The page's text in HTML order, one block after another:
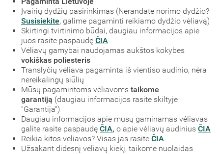
Įvairių dydžių pasirinkimas (Nerandate norimo dydžio?
Susisiekite, galime pagaminti reikiamo dydžio vėliavą)
Skirtingi tvirtinimo būdai, daugiau informacijos apie
juos rasite paspaudę ČIA
Vėliavų gamybai naudojamas aukštos kokybės
vokiškas poliesteris
Translyčių vėliava pagaminta iš vientiso audinio, nėra
nereikalingų siūlių
Mūsų pagamintoms vėliavoms taikome
garantiją (daugiau informacijos rasite skiltyje
"Garantija")
Daugiau informacijos apie mūsų gaminamas vėliavas
galite rasite paspaudę ČIA, o apie vėliavų audinius ČIA
Reikia kitos vėliavos? Visas jas rasite ČIA.
Užsakant didesnį vėliavų kiekį, taikome nuolaidas